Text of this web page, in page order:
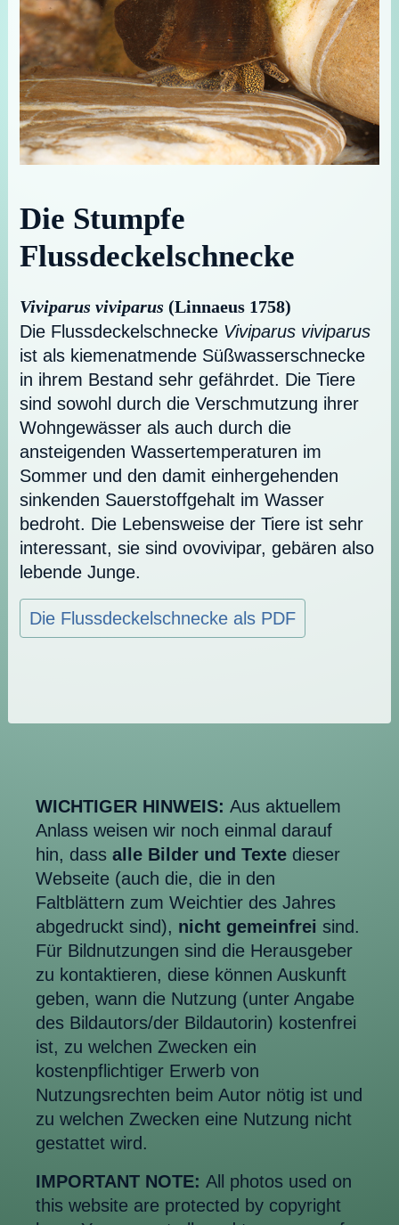
Die Stumpfe
Flussdeckelschnecke
Viviparus viviparus (Linnaeus 1758)
Die Flussdeckelschnecke Viviparus viviparus
ist als kiemenatmende Süßwasserschnecke
in ihrem Bestand sehr gefährdet. Die Tiere
sind sowohl durch die Verschmutzung ihrer
Wohngewässer als auch durch die
ansteigenden Wassertemperaturen im
Sommer und den damit einhergehenden
sinkenden Sauerstoffgehalt im Wasser
bedroht. Die Lebensweise der Tiere ist sehr
interessant, sie sind ovovivipar, gebären also
lebende Junge.
Die Flussdeckelschnecke als PDF
WICHTIGER HINWEIS: Aus aktuellem
Anlass weisen wir noch einmal darauf
hin, dass alle Bilder und Texte dieser
Webseite (auch die, die in den
Faltblättern zum Weichtier des Jahres
abgedruckt sind), nicht gemeinfrei sind.
Für Bildnutzungen sind die Herausgeber
zu kontaktieren, diese können Auskunft
geben, wann die Nutzung (unter Angabe
des Bildautors/der Bildautorin) kostenfrei
ist, zu welchen Zwecken ein
kostenpflichtiger Erwerb von
Nutzungsrechten beim Autor nötig ist und
zu welchen Zwecken eine Nutzung nicht
gestattet wird.
IMPORTANT NOTE: All photos used on
this website are protected by copyright